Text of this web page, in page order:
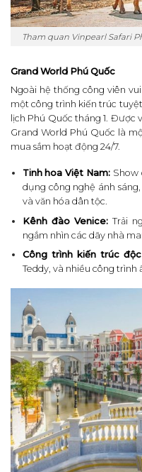
Tham quan Vinpearl Safari
Grand World Phú Quốc
Ngoài hệ thống công viên
một công trình kiến trúc
lịch Phú Quốc tháng 1. Được
Grand World Phú Quốc là
mua sắm hoạt động 24/7.
Tinh hoa Việt Nam: Show
dụng công nghệ ánh
và văn hóa dân tộc.
Kênh đào Venice:Trải
ngắm nhìn các dãy nhà
Công trình kiến trúc
Teddy, và nhiều công trình